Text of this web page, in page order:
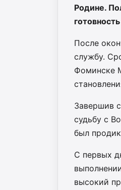
Родине.
После
службу.
Фоминске
Завершив
судьбу с
был
С первых
высокий